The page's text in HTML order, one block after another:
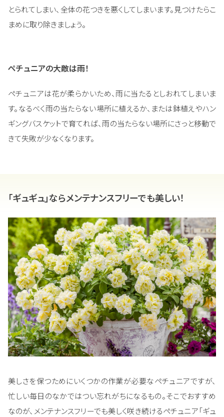
とられてしまい、全体の花つきを悪くしてしまいます。見つけたらこ
まめに取り除きましょう。
ペチュニアの大敵は雨！
ペチュニアは花が柔らかいため、雨に当たるとしおれてしまいま
す。なるべく雨の当たらない場所に植えるか、または鉢植えやハン
ギングバスケットで育てれば、雨の当たらない場所にさっと移動で
きて失敗が少なくなります。
「ギュギュ」ならメンテナンスフリーでも美しい！
美しさを保つためにいくつかの作業が必要なペチュニアですが、
忙しい毎日のなかではつい忘れがちになるもの。そこでおすすめ
なのが、メンテナンスフリーでも美しく咲き続けるペチュニア「ギュ